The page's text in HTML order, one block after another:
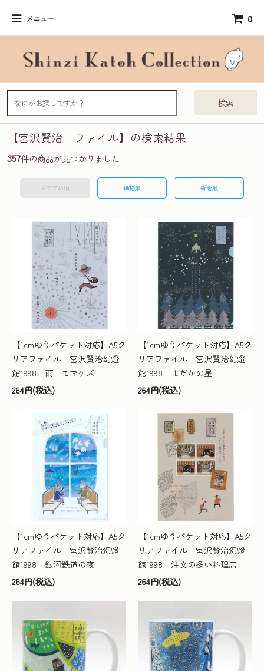
メニュー 0
検索
【宮沢賢治 ファイル】の検索結果
357件の商品が見つかりました
おすすめ順 価格順 新着順
【1cmゆうパケット対応】A5ク
リアファイル 宮沢賢治幻燈
館1998 雨ニモマケズ
264円(税込)
【1cmゆうパケット対応】A5ク
リアファイル 宮沢賢治幻燈
館1998 よだかの星
264円(税込)
【1cmゆうパケット対応】A5ク
リアファイル 宮沢賢治幻燈
館1998 銀河鉄道の夜
264円(税込)
【1cmゆうパケット対応】A5ク
リアファイル 宮沢賢治幻燈
館1998 注文の多い料理店
264円(税込)